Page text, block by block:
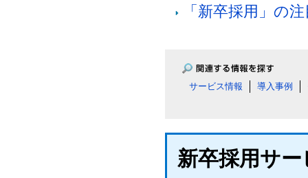
「新卒採用」の
サービス情報 導入事例
新卒採用サ